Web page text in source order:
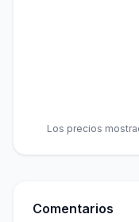
Los precios
Comentarios